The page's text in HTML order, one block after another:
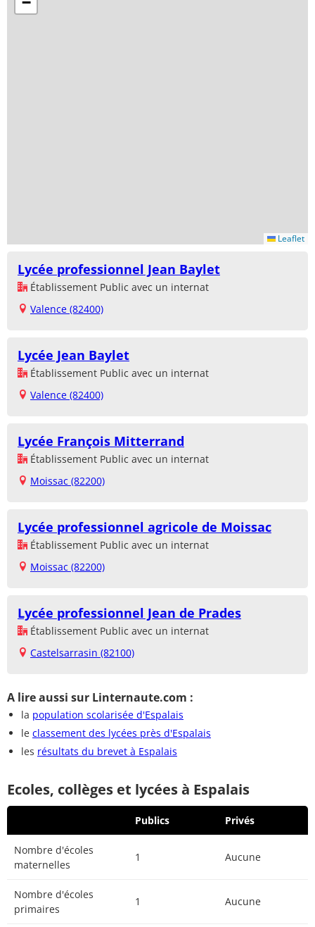
Leaflet
Lycée professionnel Jean Baylet
Établissement Public avec un internat
Valence (82400)
Lycée Jean Baylet
Établissement Public avec un internat
Valence (82400)
Lycée François Mitterrand
Établissement Public avec un internat
Moissac (82200)
Lycée professionnel agricole de Moissac
Établissement Public avec un internat
Moissac (82200)
Lycée professionnel Jean de Prades
Établissement Public avec un internat
Castelsarrasin (82100)
A lire aussi sur Linternaute.com :
la population scolarisée d'Espalais
le classement des lycées près d'Espalais
les résultats du brevet à Espalais
Ecoles, collèges et lycées à Espalais
Publics Privés
Nombre d'écoles
maternelles
1 Aucune
Nombre d'écoles
primaires
1 Aucune